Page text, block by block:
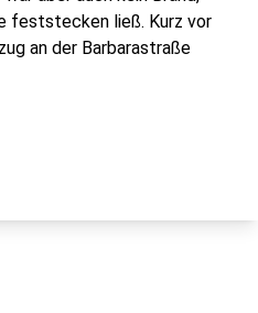
feststecken ließ. Kurz vor
an der Barbarastraße